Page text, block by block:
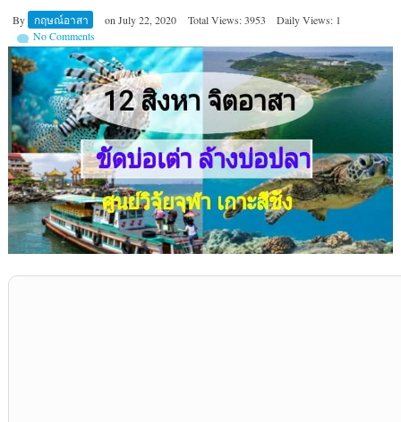
By กฤษณ์อาสา on July 22, 2020 Total Views: 3953
Daily Views: 1
No Comments